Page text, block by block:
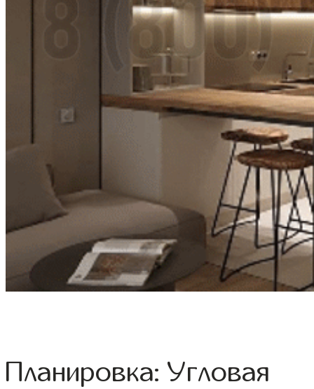
Планировка: Угловая